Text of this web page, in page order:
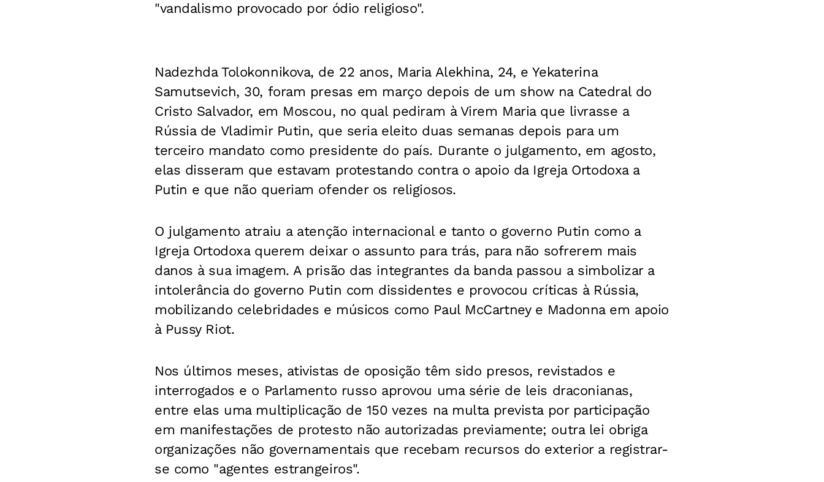
"vandalismo provocado por ódio religioso".
Nadezhda Tolokonnikova, de 22 anos, Maria Alekhina, 24, e Yekaterina
Samutsevich, 30, foram presas em março depois de um show na Catedral do
Cristo Salvador, em Moscou, no qual pediram à Virem Maria que livrasse a
Rússia de Vladimir Putin, que seria eleito duas semanas depois para um
terceiro mandato como presidente do país. Durante o julgamento, em agosto,
elas disseram que estavam protestando contra o apoio da Igreja Ortodoxa a
Putin e que não queriam ofender os religiosos.
O julgamento atraiu a atenção internacional e tanto o governo Putin como a
Igreja Ortodoxa querem deixar o assunto para trás, para não sofrerem mais
danos à sua imagem. A prisão das integrantes da banda passou a simbolizar a
intolerância do governo Putin com dissidentes e provocou críticas à Rússia,
mobilizando celebridades e músicos como Paul McCartney e Madonna em apoio
à Pussy Riot.
Nos últimos meses, ativistas de oposição têm sido presos, revistados e
interrogados e o Parlamento russo aprovou uma série de leis draconianas,
entre elas uma multiplicação de 150 vezes na multa prevista por participação
em manifestações de protesto não autorizadas previamente; outra lei obriga
organizações não governamentais que recebam recursos do exterior a registrar-
se como "agentes estrangeiros".